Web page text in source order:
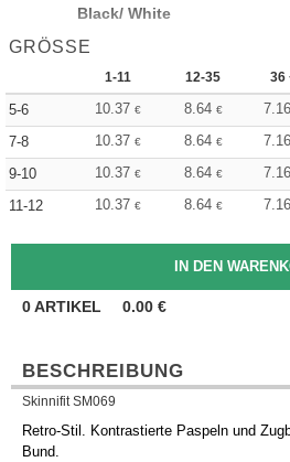
Black/ White
GRÖSSE
1-11 12-35 36
5-6 10.37 € 8.64 € 7.16
7-8
10.37 € 8.64 € 7.16
9-10
10.37 € 8.64 € 7.16
11-12
10.37 € 8.64 € 7.16
0ARTIKEL 0.00 €
BESCHREIBUNG
Skinnifit SM069
Retro-Stil. Kontrastierte Paspeln und
Bund.